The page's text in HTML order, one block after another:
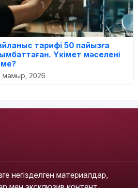
тарифі 50 пайызға
Үкімет мәселені
мамыр, 2026
негізделген материалдар,